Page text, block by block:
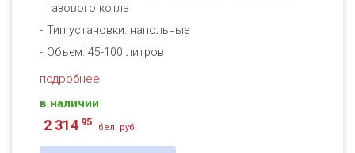
газового котла
Тип установки: напольные
Объем: 45-100 литров
подробнее
в наличии
2 314 95 бел. руб.